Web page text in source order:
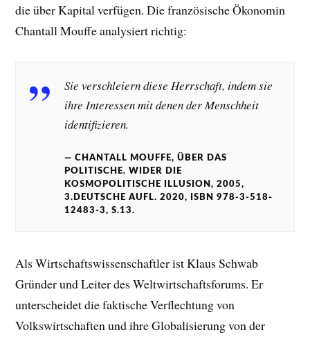
die über Kapital verfügen. Die französische Ökonomin
Chantall Mouffe analysiert richtig:
Sie verschleiern diese Herrschaft, indem sie
ihre Interessen mit denen der Menschheit
identifizieren.
CHANTALL MOUFFE, ÜBER DAS
POLITISCHE. WIDER DIE
KOSMOPOLITISCHE ILLUSION, 2005,
3.DEUTSCHE AUFL. 2020, ISBN 978-3-518-
12483-3, S.13.
Als Wirtschaftswissenschaftler ist Klaus Schwab
Gründer und Leiter des Weltwirtschaftsforums. Er
unterscheidet die faktische Verflechtung von
Volkswirtschaften und ihre Globalisierung von der